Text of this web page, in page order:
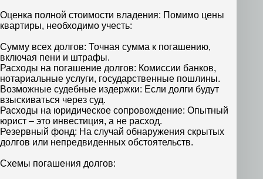
Оценка полной стоимости владения: Помимо цены
квартиры, необходимо учесть:
Сумму всех долгов: Точная сумма к погашению,
включая пени и штрафы.
Расходы на погашение долгов: Комиссии банков,
нотариальные услуги, государственные пошлины.
Возможные судебные издержки: Если долги будут
взыскиваться через суд.
Расходы на юридическое сопровождение: Опытный
юрист – это инвестиция, а не расход.
Резервный фонд: На случай обнаружения скрытых
долгов или непредвиденных обстоятельств.
Схемы погашения долгов: